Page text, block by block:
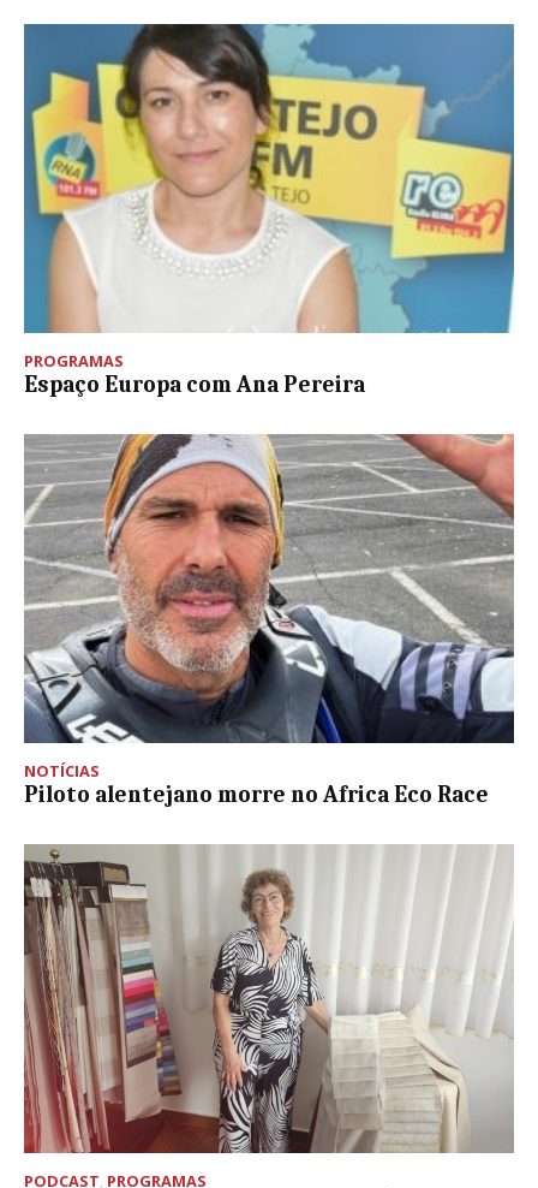
PROGRAMAS
Espaço Europa com Ana Pereira
NOTÍCIAS
Piloto alentejano morre no Africa Eco Race
PODCAST, PROGRAMAS